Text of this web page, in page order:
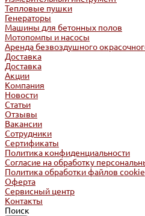
Тепловые пушки
Генераторы
Машины для бетонных полов
Мотопомпы и насосы
Аренда безвоздушного
Доставка
Доставка
Акции
Компания
Новости
Статьи
Отзывы
Вакансии
Сотрудники
Сертификаты
Политика конфиденциальности
Согласие на обработку
Политика обработки файлов cookie
Оферта
Сервисный центр
Контакты
Поиск